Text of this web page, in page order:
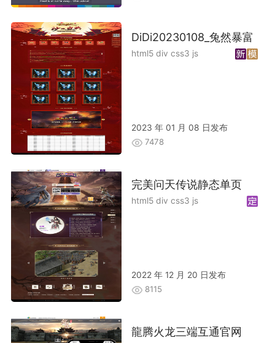
DiDi20230108_兔然暴富
html5 div css3 js
2023 年 01 月 08 日发布
7478
完美问天传说静态单页
html5 div css3 js
2022 年 12 月 20 日发布
8115
龍腾火龙三端互通官网